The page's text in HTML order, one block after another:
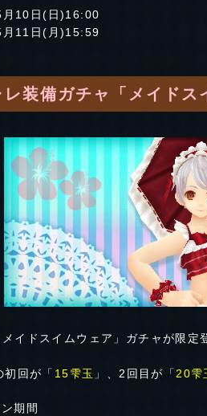
月10日(日)16:00
11日(月)15:59
レ装備ガチャ「メイド
イドスイムウェア」ガチャが限定
初回が「 15雫玉 」、2回目が「20雫
期間